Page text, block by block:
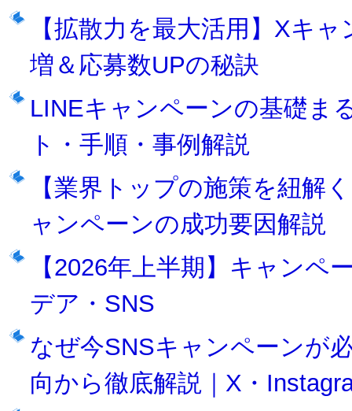
【拡散力を最大活用】Xキ
増＆応募数UPの秘訣
LINEキャンペーンの基礎ま
ト・手順・事例解説
【業界トップの施策を紐解
ャンペーンの成功要因解説
【2026年上半期】キャンペ
デア・SNS
なぜ今SNSキャンペーンが
向から徹底解説｜X・